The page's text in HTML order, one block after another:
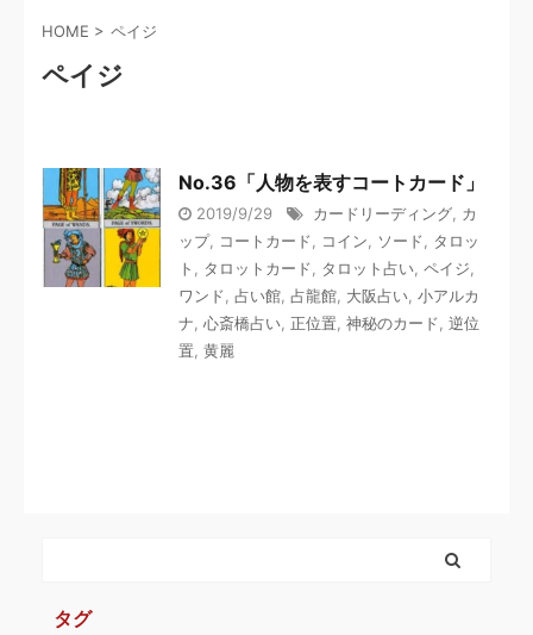
HOME > ペイジ
ペイジ
No.36「人物を表すコートカード」
2019/9/29 カードリーディング, カ
ップ, コートカード, コイン, ソード, タロッ
ト , タロットカード, タロット占い, ペイジ,
ワンド, 占い館, 占龍館, 大阪占い, 小アルカ
ナ, 心斎橋占い, 正位置, 神秘のカード, 逆位
置, 黄麗
タグ